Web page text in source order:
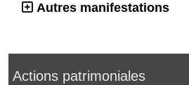
Autres manifestations
Actions patrimoniales